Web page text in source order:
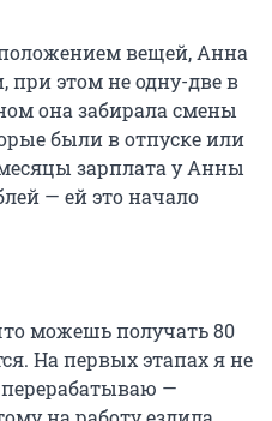
вещей, Анна
при этом не одну-две в
она забирала смены
были в отпуске или
зарплата у Анны
— ей это начало
можешь получать 80
На первых этапах я не
перерабатываю —